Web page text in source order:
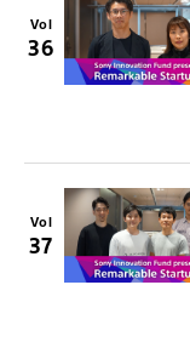
Vol
36
Vol
37